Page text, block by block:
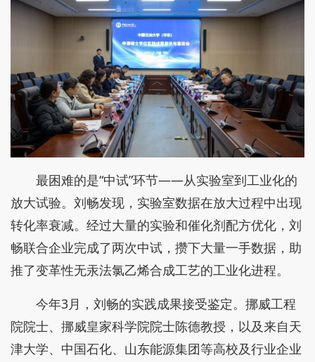
最困难的是“中试”环节——从实验室到工业化的
放大试验。刘畅发现，实验室数据在放大过程中出现
转化率衰减。经过大量的实验和催化剂配方优化，刘
畅联合企业完成了两次中试，攒下大量一手数据，助
推了变革性无汞法氯乙烯合成工艺的工业化进程。
今年3月，刘畅的实践成果接受鉴定。挪威工程
院院士、挪威皇家科学院院士陈德教授，以及来自天
津大学、中国石化、山东能源集团等高校及行业企业